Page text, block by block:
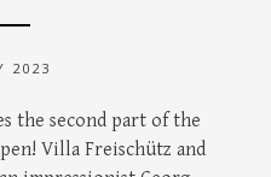
2023
the second part of the
Villa Freischütz and